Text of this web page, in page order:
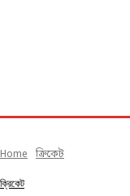
Home ক্রিকেট
ক্রিকেট